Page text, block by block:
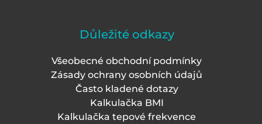
Důležité odkazy
Všeobecné obchodní podmínky
Zásady ochrany osobních údajů
Často kladené dotazy
Kalkulačka BMI
Kalkulačka tepové frekvence